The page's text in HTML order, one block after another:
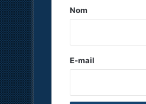
a
e
Nom
E-mail